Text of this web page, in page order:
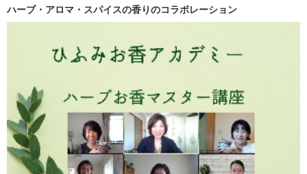
ハーブ・アロマ・スパイスの香りのコラボレーション